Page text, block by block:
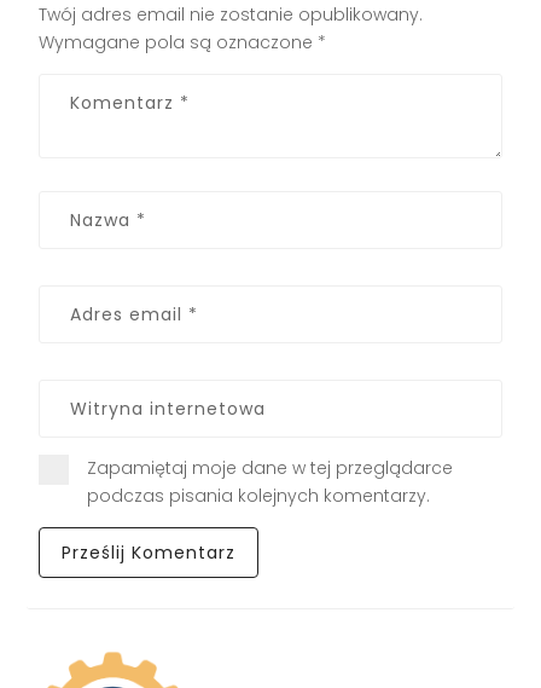
Twój adres email nie zostanie opublikowany.
Wymagane pola są oznaczone *
Zapamiętaj moje dane w tej przeglądarce
podczas pisania kolejnych komentarzy.